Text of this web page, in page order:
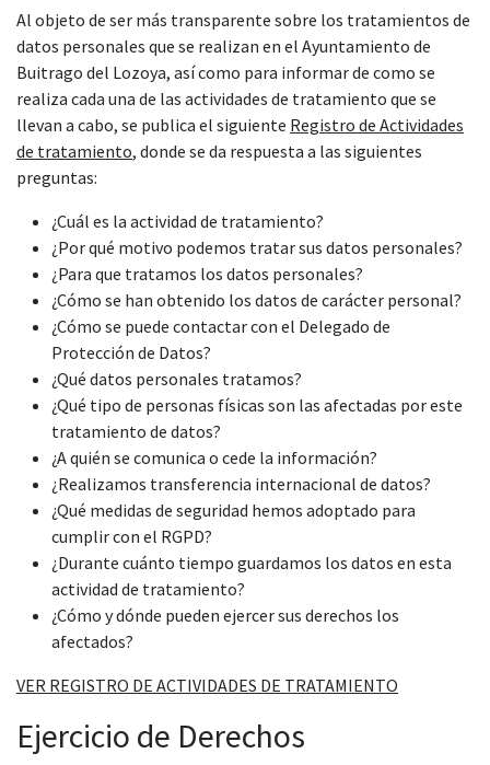
Al objeto de ser más transparente sobre los tratamientos de
datos personales que se realizan en el Ayuntamiento de
Buitrago del Lozoya, así como para informar de como se
realiza cada una de las actividades de tratamiento que se
llevan a cabo, se publica el siguiente Registro de Actividades
de tratamiento, donde se da respuesta a las siguientes
preguntas:
¿Cuál es la actividad de tratamiento?
¿Por qué motivo podemos tratar sus datos personales?
¿Para que tratamos los datos personales?
¿Cómo se han obtenido los datos de carácter personal?
¿Cómo se puede contactar con el Delegado de
Protección de Datos?
¿Qué datos personales tratamos?
¿Qué tipo de personas físicas son las afectadas por este
tratamiento de datos?
¿A quién se comunica o cede la información?
¿Realizamos transferencia internacional de datos?
¿Qué medidas de seguridad hemos adoptado para
cumplir con el RGPD?
¿Durante cuánto tiempo guardamos los datos en esta
actividad de tratamiento?
¿Cómo y dónde pueden ejercer sus derechos los
afectados?
VER REGISTRO DE ACTIVIDADES DE TRATAMIENTO
Ejercicio de Derechos